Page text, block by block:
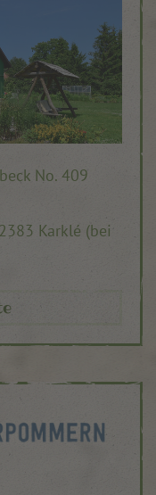
No. 409
Karklé (bei